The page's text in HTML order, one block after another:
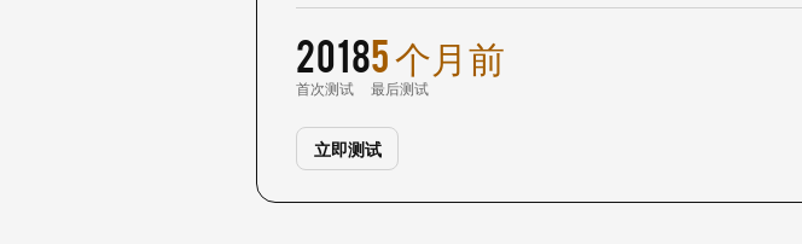
2018
首次测试
5 个月前
最后测试
立即测试